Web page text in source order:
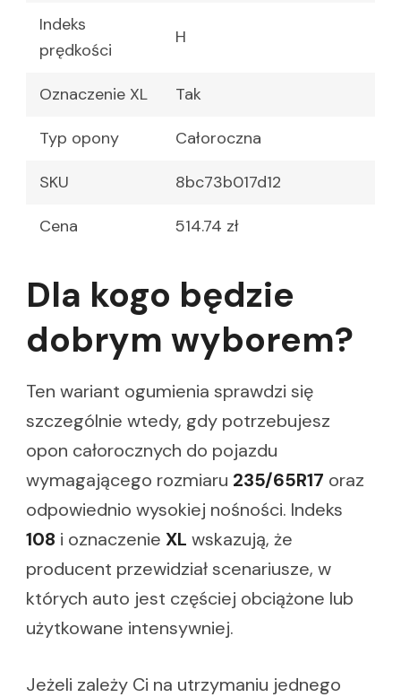
Indeks
prędkości
H
Oznaczenie XL Tak
Typ opony Całoroczna
SKU 8bc73b017d12
Cena 514.74 zł
Dla kogo będzie
dobrym wyborem?
Ten wariant ogumienia sprawdzi się
szczególnie wtedy, gdy potrzebujesz
opon całorocznych do pojazdu
wymagającego rozmiaru 235/65R17 oraz
odpowiednio wysokiej nośności. Indeks
108 i oznaczenie XL wskazują, że
producent przewidział scenariusze, w
których auto jest częściej obciążone lub
użytkowane intensywniej.
Jeżeli zależy Ci na utrzymaniu jednego